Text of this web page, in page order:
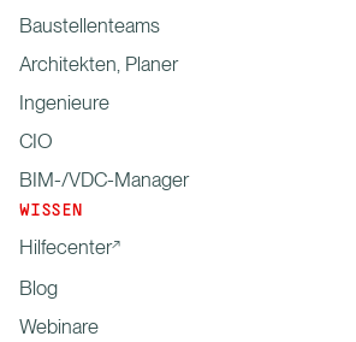
Baustellenteams
Architekten, Planer
Ingenieure
CIO
BIM-/VDC-Manager
WISSEN
Hilfecenter
Blog
Webinare